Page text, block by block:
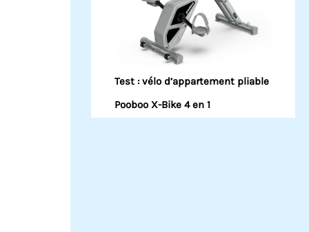
Test : vélo d’appartement pliable
Pooboo X-Bike 4 en 1